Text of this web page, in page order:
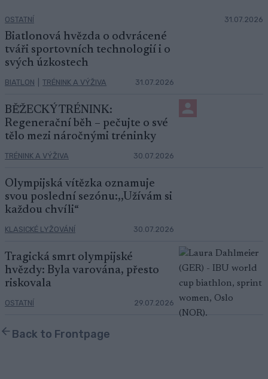
OSTATNÍ 31.07.2026
Biatlonová hvězda o odvrácené
tváři sportovních technologií i o
svých úzkostech
BIATLON TRÉNINK A VÝŽIVA 31.07.2026
BĚŽECKÝ TRÉNINK:
Regenerační běh – pečujte o své
tělo mezi náročnými tréninky
TRÉNINK A VÝŽIVA 30.07.2026
Olympijská vítězka oznamuje
svou poslední sezónu:,,Užívám si
každou chvíli“
KLASICKÉ LYŽOVÁNÍ 30.07.2026
Tragická smrt olympijské
hvězdy: Byla varována, přesto
riskovala
OSTATNÍ 29.07.2026
Back to Frontpage